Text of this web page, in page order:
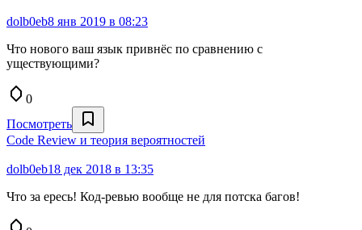
dolb0eb8 янв 2019 в 08:23
Что нового ваш язык привнёс по сравнению с
уществующими?
0
Посмотреть
Code Review и теория вероятностей
dolb0eb18 дек 2018 в 13:35
Что за ересь! Код-ревью вообще не для потска багов!